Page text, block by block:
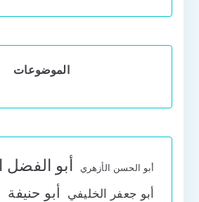
الموضوعات
أبو الحسن الأزهري أبو
أبو جعفر الخليفي أبو حنيفة